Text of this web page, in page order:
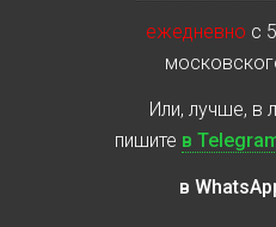
ежедневно с
Или, лучше, в
пишите в
в